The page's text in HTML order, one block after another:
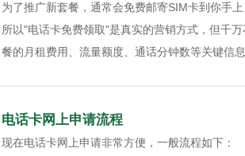
为了推广新套餐，通常会免费邮寄SIM卡到你手
所以"电话卡免费领取"是真实的营销方式，但千
餐的月租费用、流量额度、通话分钟数等关键信
电话卡网上申请流程
现在电话卡网上申请非常方便，一般流程如下：